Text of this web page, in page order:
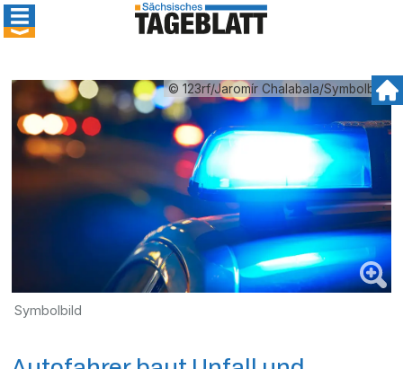
© 123rf/Jaromír Chalabala/Symbolbild
Symbolbild